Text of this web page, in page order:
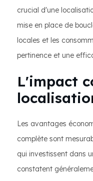
crucial d'une
mise en place de
locales et les
pertinence et une
L'impact
Les avantages
complète sont
qui investissent dans
constatent